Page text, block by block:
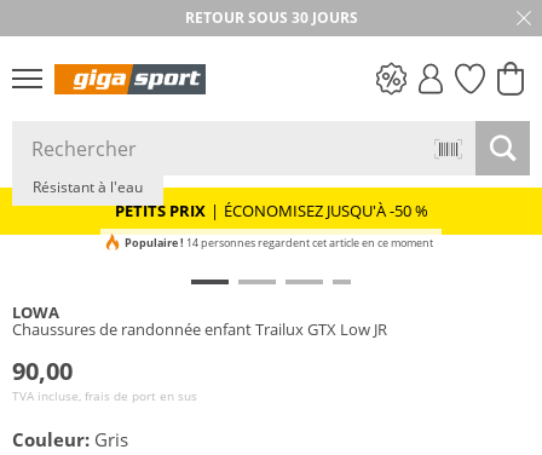
RETOUR SOUS 30 JOURS
PETITS PRIX
PETITS PRIX | ÉCONOMISEZ JUSQU'À -50 %
GORE-TEX
Résistant à l'eau
Populaire ! 14 personnes regardent cet article en ce moment
LOWA
Chaussures de randonnée enfant Trailux GTX Low JR
90,00
TVA incluse, frais de port en sus
Couleur: Gris